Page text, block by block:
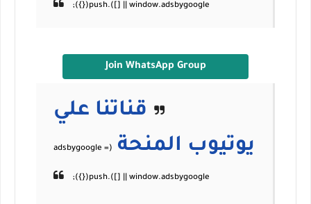
Join WhatsApp Group
قناتنا علي
يوتيوب المنحة